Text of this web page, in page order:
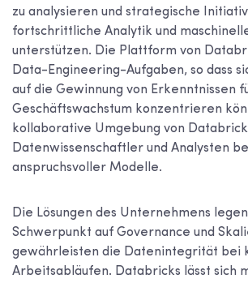
zu analysieren und strategische
fortschrittliche Analytik und
unterstützen. Die Plattform von
Data-Engineering-Aufgaben, so dass
auf die Gewinnung von Erkenntnissen
Geschäftswachstum konzentrieren
kollaborative Umgebung von
Datenwissenschaftler und Analysten
anspruchsvoller Modelle.
Die Lösungen des Unternehmens
Schwerpunkt auf Governance und
gewährleisten die Datenintegrität bei
Arbeitsabläufen. Databricks lässt sich